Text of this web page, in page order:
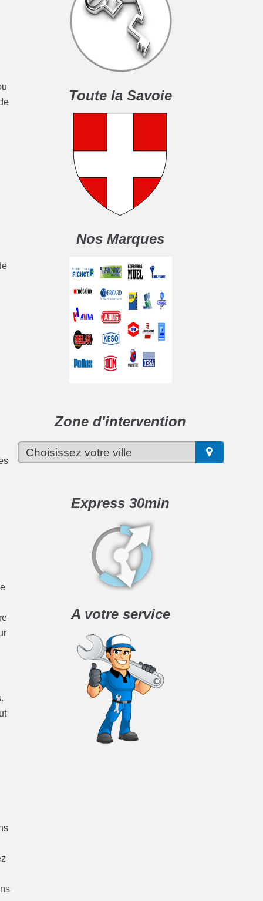
Toute la Savoie
Nos Marques
Zone d'intervention
Express 30min
A votre service